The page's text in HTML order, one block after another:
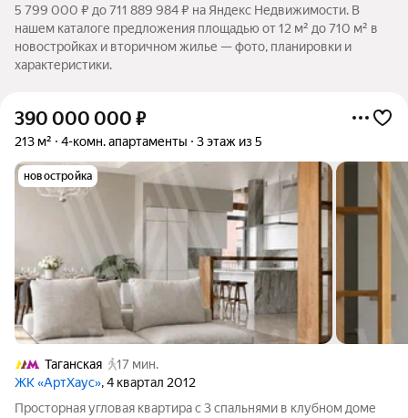
5 799 000 ₽ до 711 889 984 ₽ на Яндекс Недвижимости. В
нашем каталоге предложения площадью от 12 м² до 710 м² в
новостройках и вторичном жилье — фото, планировки и
характеристики.
390 000 000 ₽
213 м² 4-комн. апартаменты 3 этаж из 5
новостройка
Таганская
17 мин.
ЖК «АртХаус», 4 квартал 2012
Просторная угловая квартира с 3 спальнями в клубном доме